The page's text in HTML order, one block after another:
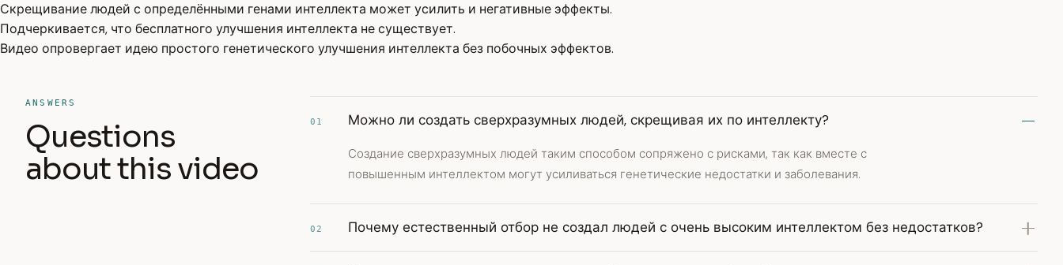
Скрещивание людей с определёнными генами интеллекта может усилить и негативные эффекты.
Подчеркивается, что бесплатного улучшения интеллекта не существует.
Видео опровергает идею простого генетического улучшения интеллекта без побочных эффектов.
ANSWERS
Questions
about this video
01 Можно ли создать сверхразумных людей, скрещивая их по интеллекту?
Создание сверхразумных людей таким способом сопряжено с рисками, так как вместе с
повышенным интеллектом могут усиливаться генетические недостатки и заболевания.
02 Почему естественный отбор не создал людей с очень высоким интеллектом без недостатков?